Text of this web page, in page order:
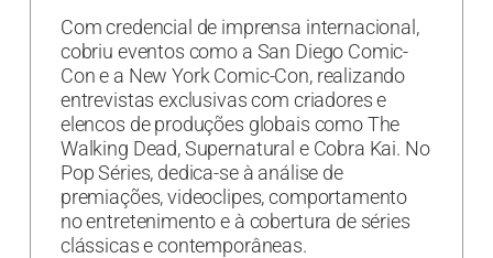
Com credencial de imprensa internacional,
cobriu eventos como a San Diego Comic-
Con e a New York Comic-Con, realizando
entrevistas exclusivas com criadores e
elencos de produções globais como The
Walking Dead, Supernatural e Cobra Kai. No
Pop Séries, dedica-se à análise de
premiações, videoclipes, comportamento
no entretenimento e à cobertura de séries
clássicas e contemporâneas.